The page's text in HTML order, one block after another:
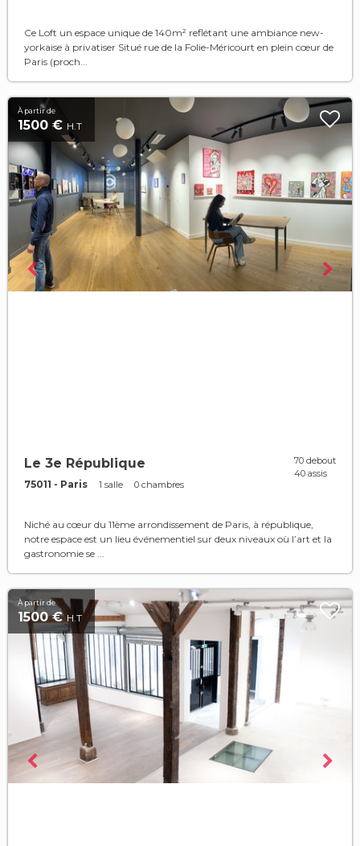
Ce Loft un espace unique de 140m² reflétant une ambiance new-
yorkaise à privatiser Situé rue de la Folie-Méricourt en plein cœur de
Paris (proch...
À partir de
1500 € H.T
Le 3e République
75011 - Paris 1 salle 0 chambres
70 debout
40 assis
Niché au cœur du 11ème arrondissement de Paris, à république,
notre espace est un lieu événementiel sur deux niveaux où l’art et la
gastronomie se ...
À partir de
1500 €H.T